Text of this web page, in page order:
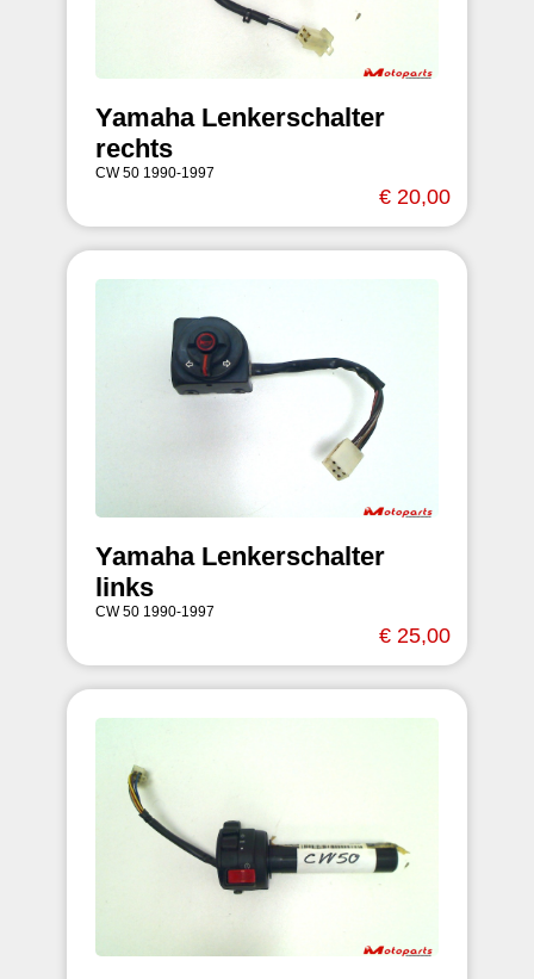
Yamaha Lenkerschalter
rechts
CW 50 1990-1997
€ 20,00
Yamaha Lenkerschalter
links
CW 50 1990-1997
€ 25,00